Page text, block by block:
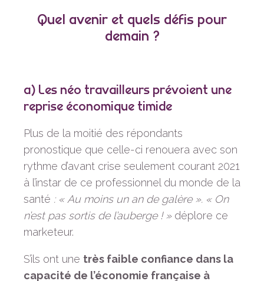
Quel avenir et quels défis pour
demain ?
a) Les néo travailleurs prévoient une
reprise économique timide
Plus de la moitié des répondants
pronostique que celle-ci renouera avec son
rythme d’avant crise seulement courant 2021
à l’instar de ce professionnel du monde de la
santé : « Au moins un an de galère ». « On
n’est pas sortis de l’auberge ! » déplore ce
marketeur.
S’ils ont une très faible confiance dans la
capacité de l’économie française à